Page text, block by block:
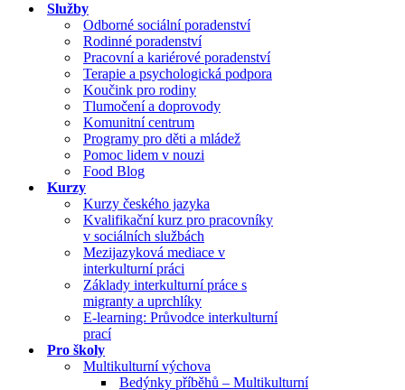
Služby
Odborné sociální poradenství
Rodinné poradenství
Pracovní a kariérové poradenství
Terapie a psychologická podpora
Koučink pro rodiny
Tlumočení a doprovody
Komunitní centrum
Programy pro děti a mládež
Pomoc lidem v nouzi
Food Blog
Kurzy
Kurzy českého jazyka
Kvalifikační kurz pro pracovníky
v sociálních službách
Mezijazyková mediace v
interkulturní práci
Základy interkulturní práce s
migranty a uprchlíky
E-learning: Průvodce interkulturní
prací
Pro školy
Multikulturní výchova
Bedýnky příběhů – Multikulturní